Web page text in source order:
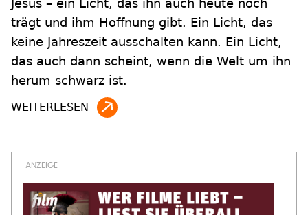
Jesus – ein Licht, das ihn auch heute noch
trägt und ihm Hoffnung gibt. Ein Licht, das
keine Jahreszeit ausschalten kann. Ein Licht,
das auch dann scheint, wenn die Welt um ihn
herum schwarz ist.